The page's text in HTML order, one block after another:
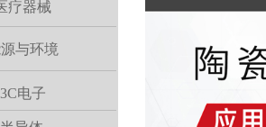
疗器械
与环境
3C电子